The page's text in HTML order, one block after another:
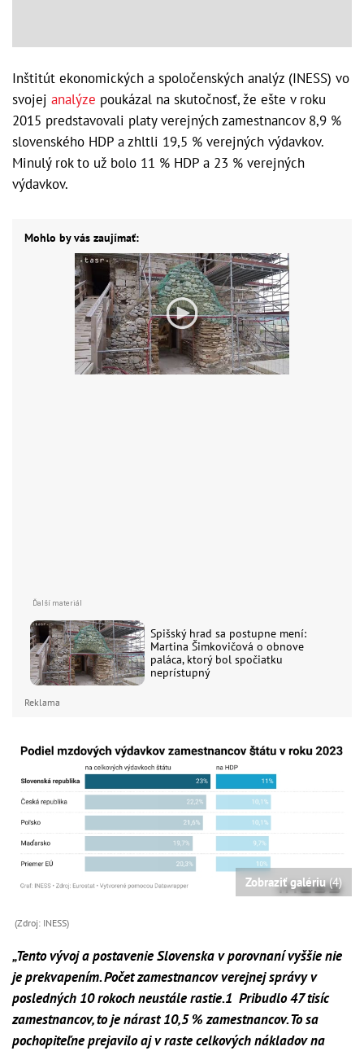
Inštitút ekonomických a spoločenských analýz (INESS) vo
svojej analýze poukázal na skutočnosť, že ešte v roku
2015 predstavovali platy verejných zamestnancov 8,9 %
slovenského HDP a zhltli 19,5 % verejných výdavkov.
Minulý rok to už bolo 11 % HDP a 23 % verejných
výdavkov.
Mohlo by vás zaujímať:
Spišský hrad sa postupne mení:
Martina Šimkovičová o obnove
paláca, ktorý bol spočiatku
neprístupný
Reklama
Zobraziť galériu(4)
(Zdroj: INESS)
„Tento vývoj a postavenie Slovenska v porovnaní vyššie nie
je prekvapením. Počet zamestnancov verejnej správy v
posledných 10 rokoch neustále rastie.1 Pribudlo 47 tisíc
zamestnancov, to je nárast 10,5 % zamestnancov. To sa
pochopiteľne prejavilo aj v raste celkových nákladov na